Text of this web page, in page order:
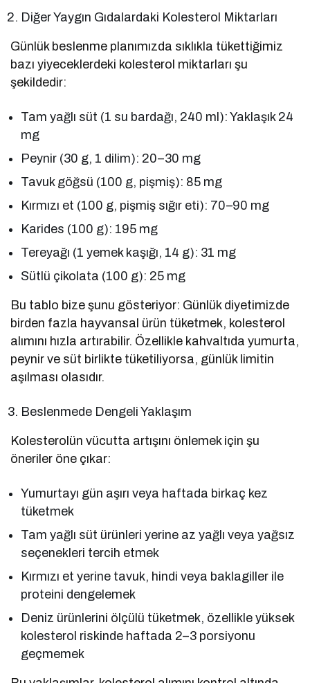
Diğer Yaygın Gıdalardaki Kolesterol Miktarları
Günlük beslenme planımızda sıklıkla tükettiğimiz
bazı yiyeceklerdeki kolesterol miktarları şu
şekildedir:
Tam yağlı süt (1 su bardağı, 240 ml): Yaklaşık 24
mg
Peynir (30 g, 1 dilim): 20–30 mg
Tavuk göğsü (100 g, pişmiş): 85 mg
Kırmızı et (100 g, pişmiş sığır eti): 70–90 mg
Karides (100 g): 195 mg
Tereyağı (1 yemek kaşığı, 14 g): 31 mg
Sütlü çikolata (100 g): 25 mg
Bu tablo bize şunu gösteriyor: Günlük diyetimizde
birden fazla hayvansal ürün tüketmek, kolesterol
alımını hızla artırabilir. Özellikle kahvaltıda yumurta,
peynir ve süt birlikte tüketiliyorsa, günlük limitin
aşılması olasıdır.
Beslenmede Dengeli Yaklaşım
Kolesterolün vücutta artışını önlemek için şu
öneriler öne çıkar:
Yumurtayı gün aşırı veya haftada birkaç kez
tüketmek
Tam yağlı süt ürünleri yerine az yağlı veya yağsız
seçenekleri tercih etmek
Kırmızı et yerine tavuk, hindi veya baklagiller ile
proteini dengelemek
Deniz ürünlerini ölçülü tüketmek, özellikle yüksek
kolesterol riskinde haftada 2–3 porsiyonu
geçmemek